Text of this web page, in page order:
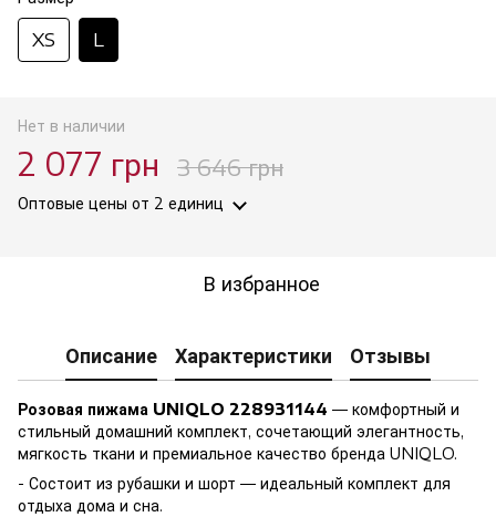
XS L
Нет в наличии
2 077 грн 3 646 грн
Оптовые цены от 2 единиц
В избранное
Описание Характеристики Отзывы
Розовая пижама UNIQLO 228931144 — комфортный и
стильный домашний комплект, сочетающий элегантность,
мягкость ткани и премиальное качество бренда UNIQLO.
- Состоит из рубашки и шорт — идеальный комплект для
отдыха дома и сна.